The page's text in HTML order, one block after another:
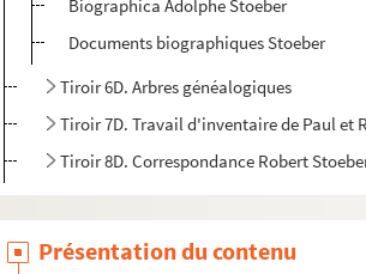
Biographica Adolphe Stoeber
Documents biographiques Stoeber
Tiroir 6D. Arbres généalogiques
Tiroir 7D. Travail d'inventaire de Paul et
Tiroir 8D. Correspondance Robert
Présentation du contenu